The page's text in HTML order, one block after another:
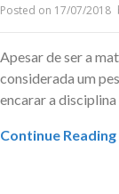
Posted on 17/07/2018
Apesar de ser a
considerada um
encarar a disciplina
Continue Reading